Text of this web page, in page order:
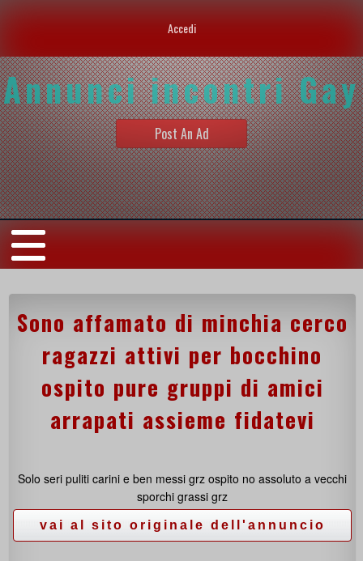
Accedi
Annunci incontri Gay
Post An Ad
Sono affamato di minchia cerco
ragazzi attivi per bocchino
ospito pure gruppi di amici
arrapati assieme fidatevi
Solo seri puliti carini e ben messi grz ospito no assoluto a vecchi
sporchi grassi grz